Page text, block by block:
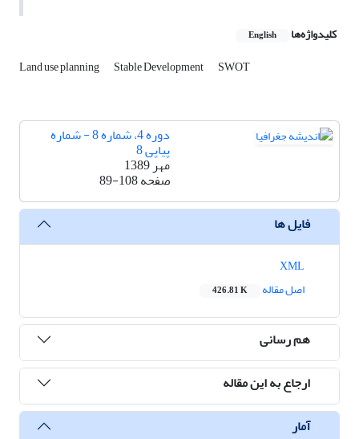
کلیدواژه‌ها English
Land use planning Stable Development SWOT
دوره 4، شماره 8 - شماره
پیاپی 8
مهر 1389
صفحه89-108
فایل ها
اصل مقاله
426.81 K
هم رسانی
ارجاع به این مقاله
آمار